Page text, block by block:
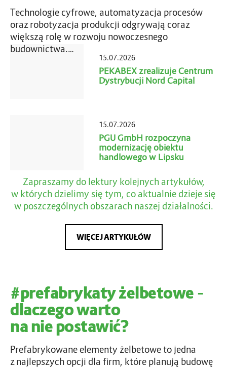
Technologie cyfrowe, automatyzacja procesów
oraz robotyzacja produkcji odgrywają coraz
większą rolę w rozwoju nowoczesnego
budownictwa.…
15.07.2026
PEKABEX zrealizuje Centrum
Dystrybucji Nord Capital
15.07.2026
PGU GmbH rozpoczyna
modernizację obiektu
handlowego w Lipsku
Zapraszamy do lektury kolejnych artykułów,
w których dzielimy się tym, co aktualnie dzieje się
w poszczególnych obszarach naszej działalności.
WIĘCEJ ARTYKUŁÓWWIĘCEJ ARTYKUŁÓW
#prefabrykaty żelbetowe –
dlaczego warto
na nie postawić?
Prefabrykowane elementy żelbetowe to jedna
z najlepszych opcji dla firm, które planują budowę